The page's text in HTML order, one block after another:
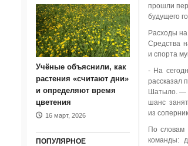
прошли
будущего
Расходы
Средства
и спорта
- На
рассказал
Шатыло. —
шанс
из
По словам
команды:
Учёные объяснили, как
растения «считают дни»
и определяют время
цветения
16 март, 2026
ПОПУЛЯРНОЕ